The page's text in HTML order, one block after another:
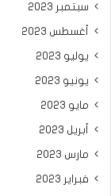
سبتمبر 2023
أغسطس 2023
يوليو 2023
يونيو 2023
مايو 2023
أبريل 2023
مارس 2023
فبراير 2023